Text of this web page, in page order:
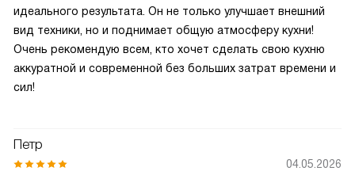
идеального результата. Он не только улучшает внешний
вид техники, но и поднимает общую атмосферу кухни!
Очень рекомендую всем, кто хочет сделать свою кухню
аккуратной и современной без больших затрат времени и
сил!
Петр
04.05.2026